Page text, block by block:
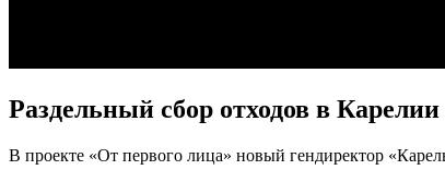
Раздельный сбор отходов в
В проекте «От первого лица» новый гендиректор